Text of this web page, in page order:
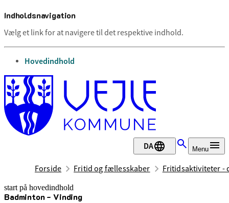
Indholdsnavigation
Vælg et link for at navigere til det respektive indhold.
gå til
Hovedindhold
DA Menu
Forside Fritid og fællesskaber Fritidsaktiviteter -
start på hovedindhold
Badminton - Vinding
senest opdateret 17. februar 2026